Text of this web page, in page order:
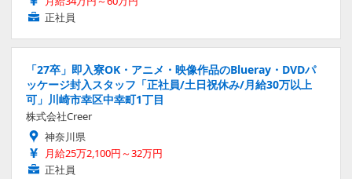
正社員
「27卒」即入寮OK・アニメ・映像作品のBlueray・DVDパ
ッケージ封入スタッフ「正社員/土日祝休み/月給30万以上
可」川崎市幸区中幸町1丁目
株式会社Creer
神奈川県
月給25万2,100円～32万円
正社員